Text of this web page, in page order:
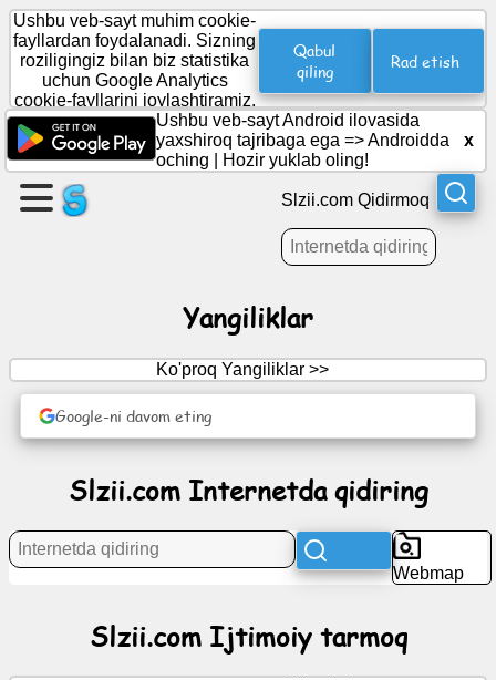
Sahifa
yarating
Guruh
yaratish
tartibi
O'yin-
kulgi
Ushbu veb-sayt muhim cookie-
fayllardan foydalanadi. Sizning
roziligingiz bilan biz statistika
uchun Google Analytics
cookie-fayllarini joylashtiramiz.
Qabul
qiling
Rad etish
Ushbu veb-sayt Android ilovasida
yaxshiroq tajribaga ega =>Androidda
oching
Hozir yuklab oling!
x
Slzii.com Qidirmoq
Yangiliklar
Ko'proq Yangiliklar >>
Google-ni davom eting
Slzii.com Internetda qidiring
Webmap
Slzii.com Ijtimoiy tarmoq